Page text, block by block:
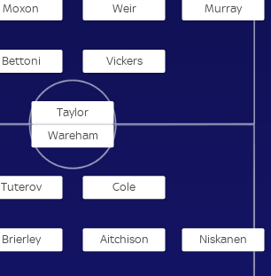
Moxon Weir Murray
Bettoni Vickers
Taylor
Niskanen
Aitchison
Brierley
Cole
Tuterov
Wareham